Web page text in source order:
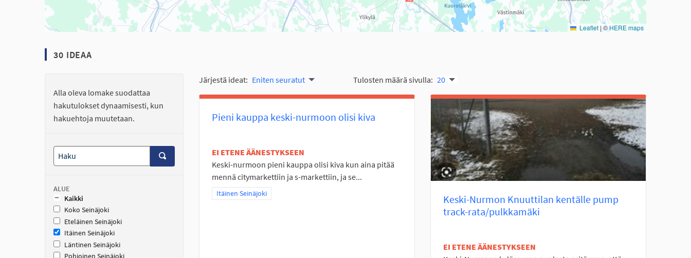
Leaflet |©HERE maps
30 IDEAA
Alla oleva lomake suodattaa
hakutulokset dynaamisesti, kun
hakuehtoja muutetaan.
ALUE
Kaikki
Koko Seinäjoki
Eteläinen Seinäjoki
Itäinen Seinäjoki
Läntinen Seinäjoki
Pohjoinen Seinäjoki
Järjestä ideat: Eniten seuratut Tulosten määrä sivulla: 20
Pieni kauppa keski-nurmoon olisi kiva
EI ETENE ÄÄNESTYKSEEN
Keski-nurmoon pieni kauppa olisi kiva kun aina pitää
mennä citymarkettiin ja s-markettiin, ja se...
Rajaa tulokset teeman mukaan: Itäinen Seinäjoki
Itäinen Seinäjoki
Keski-Nurmon Knuuttilan kentälle pump
track-rata/pulkkamäki
EI ETENE ÄÄNESTYKSEEN